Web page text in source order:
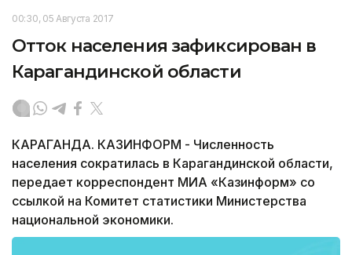
00:30, 05 Августа 2017
Отток населения зафиксирован в
Карагандинской области
КАРАГАНДА. КАЗИНФОРМ - Численность
населения сократилась в Карагандинской области,
передает корреспондент МИА «Казинформ» со
ссылкой на Комитет статистики Министерства
национальной экономики.